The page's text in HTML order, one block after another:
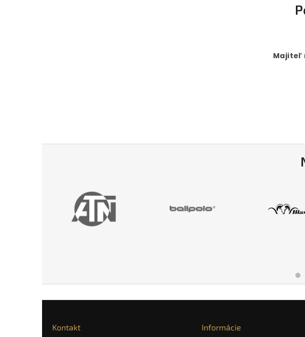
Majiteľ
Kontakt Informácie